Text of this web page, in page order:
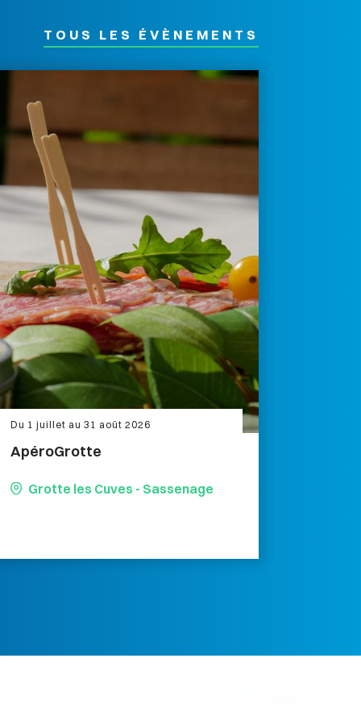
TOUS LES ÉVÈNEMENTS
Du 1 juillet au 31 août 2026
ApéroGrotte
Grotte les Cuves - Sassenage